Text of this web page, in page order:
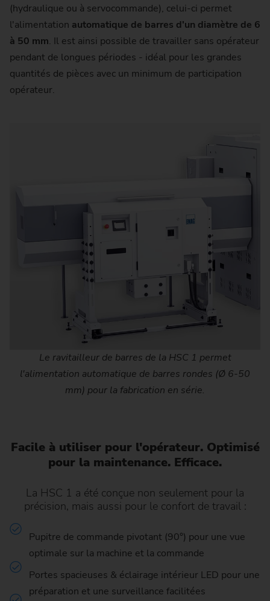
Le ravitailleur de barres de la HSC 1 permet
l'alimentation automatique de barres rondes (Ø 6-50
mm) pour la fabrication en série.
(hydraulique ou à servocommande), celui-ci permet
l'alimentation automatique de barres d'un diamètre de 6
à 50 mm. Il est ainsi possible de travailler sans opérateur
pendant de longues périodes - idéal pour les grandes
quantités de pièces avec un minimum de participation
opérateur.
Facile à utiliser pour l'opérateur. Optimisé
pour la maintenance. Efficace.
La HSC 1 a été conçue non seulement pour la
précision, mais aussi pour le confort de travail :
Pupitre de commande pivotant (90°) pour une vue
optimale sur la machine et la commande
Portes spacieuses & éclairage intérieur LED pour une
préparation et une surveillance facilitées